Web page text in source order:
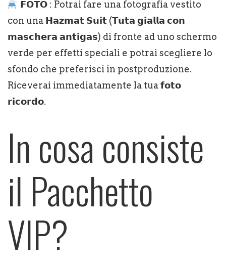
𝗙𝗢𝗧𝗢 : Potrai fare una fotografia vestito
con una 𝗛𝗮𝘇𝗺𝗮𝘁 𝗦𝘂𝗶𝘁 (𝗧𝘂𝘁𝗮 𝗴𝗶𝗮𝗹𝗹𝗮 𝗰𝗼𝗻
𝗺𝗮𝘀𝗰𝗵𝗲𝗿𝗮 𝗮𝗻𝘁𝗶𝗴𝗮𝘀) di fronte ad uno schermo
verde per effetti speciali e potrai scegliere lo
sfondo che preferisci in postproduzione.
Riceverai immediatamente la tua 𝗳𝗼𝘁𝗼
𝗿𝗶𝗰𝗼𝗿𝗱𝗼.
In cosa consiste
il Pacchetto
VIP?